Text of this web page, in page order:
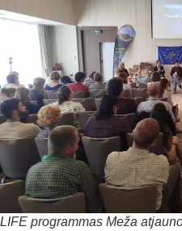
LIFE programmas Meža